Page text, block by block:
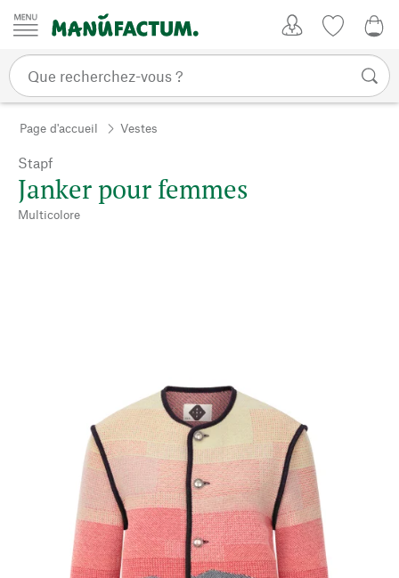
Passer au contenu
Page d'accueil Vestes
Stapf
Janker pour femmes
Multicolore